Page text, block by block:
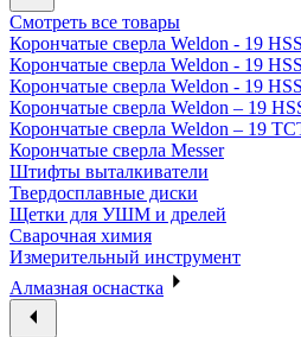
Смотреть все товары
Корончатые сверла Weldon - 19
Корончатые сверла Weldon - 19
Корончатые сверла Weldon - 19
Корончатые сверла Weldon – 19
Корончатые сверла Weldon – 19
Корончатые сверла Messer
Штифты выталкиватели
Твердосплавные диски
Щетки для УШМ и дрелей
Сварочная химия
Измерительный инструмент
Алмазная оснастка